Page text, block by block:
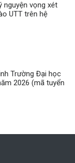
nguyện vọng xét
UTT trên hệ
Trường Đại học
2026 (mã tuyển